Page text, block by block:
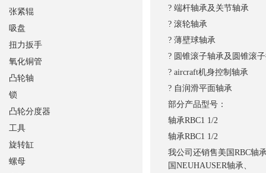
? 端杆轴承及关节轴承
? 滚轮轴承
? 薄壁球轴承
? 圆锥滚子轴承及圆锥滚
? aircraft机身控制轴承
? 自润滑平面轴承
部分产品型号：
轴承RBC1 1/2
轴承RBC1 1/2
我公司还销售美国RBC轴
国NEUHAUSER轴承、
张紧辊
吸盘
扭力扳手
氧化铜管
凸轮轴
锁
凸轮分度器
工具
旋转缸
螺母